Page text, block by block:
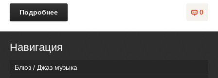
0
Подробнее
Навигация
Блюз / Джаз музыка